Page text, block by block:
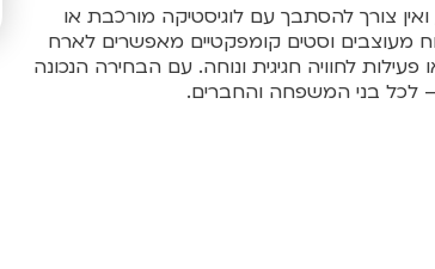
צורך להסתבך עם לוגיסטיקה מורכבת או
מעוצבים וסטים קומפקטיים מאפשרים לארח
לחוויה חגיגית ונוחה. עם הבחירה הנכונה
לכל בני המשפחה והחברים.